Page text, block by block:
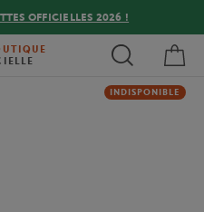
OFFICIELLES 2026 !
INDISPONIBLE